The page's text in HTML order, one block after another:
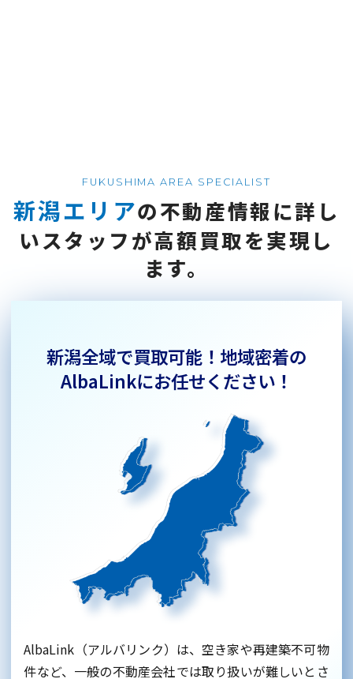
FUKUSHIMA AREA SPECIALIST
新潟エリアの不動産情報に詳し
いスタッフが高額買取を実現し
ます。
新潟全域で買取可能！ 地域密着の
AlbaLinkにお任せください！
AlbaLink（アルバリンク）は、空き家や再建築不可物
件など、一般の不動産会社では取り扱いが難しいとさ